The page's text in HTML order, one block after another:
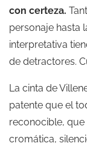
con certeza.
personaje hasta
interpretativa
de detractores.
La cinta de
patente que el
reconocible, que
cromática,